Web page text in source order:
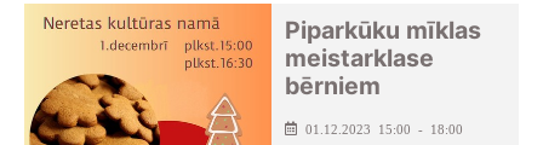
Piparkūku mīklas
meistarklase
bērniem
01.12.2023 15:00 - 18:00